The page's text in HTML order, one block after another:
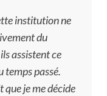
institution ne
du
assistent ce
passé.
que je me décide